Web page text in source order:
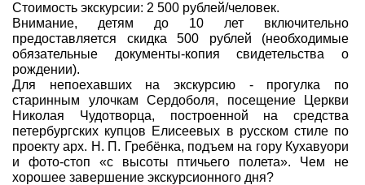
Стоимость экскурсии: 2 500 рублей/человек.
Внимание, детям до 10 лет включительно
предоставляется скидка 500 рублей (необходимые
обязательные документы-копия свидетельства о
рождении).
Для непоехавших на экскурсию - прогулка по
старинным улочкам Сердоболя, посещение Церкви
Николая Чудотворца, построенной на средства
петербургских купцов Елисеевых в русском стиле по
проекту арх. Н. П. Гребёнка, подъем на гору Кухавуори
и фото-стоп «с высоты птичьего полета». Чем не
хорошее завершение экскурсионного дня?